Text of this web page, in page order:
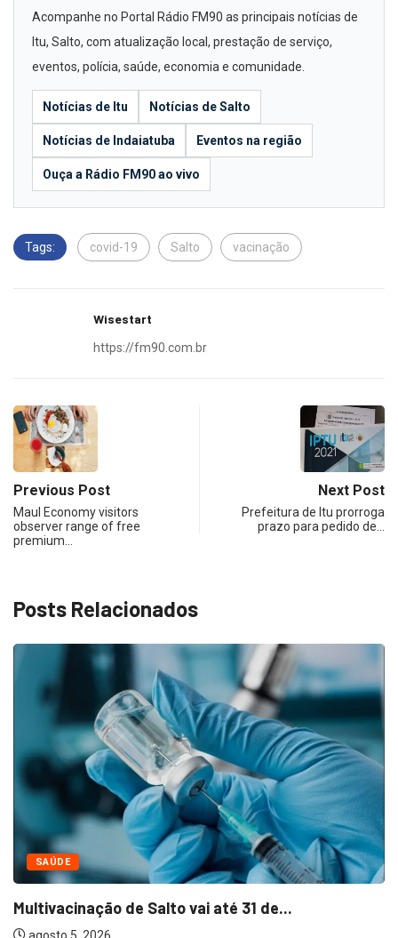
Acompanhe no Portal Rádio FM90 as principais notícias de
Itu, Salto, com atualização local, prestação de serviço,
eventos, polícia, saúde, economia e comunidade.
Notícias de Itu Notícias de Salto
Notícias de Indaiatuba Eventos na região
Ouça a Rádio FM90 ao vivo
Tags: covid-19 Salto vacinação
Wisestart
https://fm90.com.br
Previous Post
Maul Economy visitors
observer range of free
premium…
Next Post
Prefeitura de Itu prorroga
prazo para pedido de…
Posts Relacionados
NEGÓCIOS